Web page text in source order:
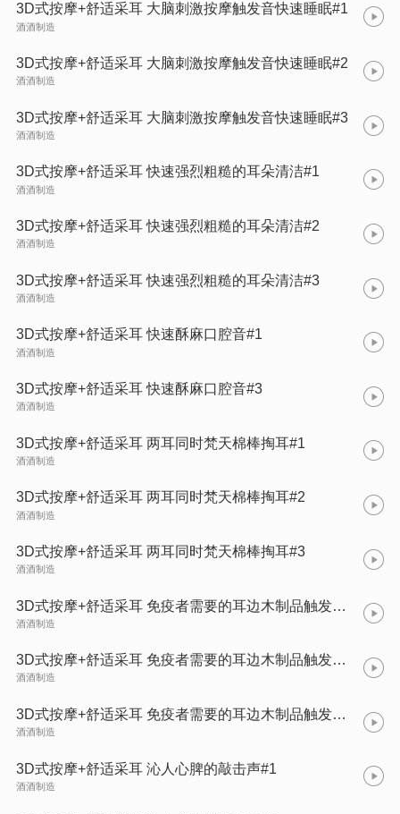
3D式按摩+舒适采耳 大脑刺激按摩触发音快速睡眠#1
酒酒制造
3D式按摩+舒适采耳 大脑刺激按摩触发音快速睡眠#2
酒酒制造
3D式按摩+舒适采耳 大脑刺激按摩触发音快速睡眠#3
酒酒制造
3D式按摩+舒适采耳 快速强烈粗糙的耳朵清洁#1
酒酒制造
3D式按摩+舒适采耳 快速强烈粗糙的耳朵清洁#2
酒酒制造
3D式按摩+舒适采耳 快速强烈粗糙的耳朵清洁#3
酒酒制造
3D式按摩+舒适采耳 快速酥麻口腔音#1
酒酒制造
3D式按摩+舒适采耳 快速酥麻口腔音#3
酒酒制造
3D式按摩+舒适采耳 两耳同时梵天棉棒掏耳#1
酒酒制造
3D式按摩+舒适采耳 两耳同时梵天棉棒掏耳#2
酒酒制造
3D式按摩+舒适采耳 两耳同时梵天棉棒掏耳#3
酒酒制造
3D式按摩+舒适采耳 免疫者需要的耳边木制品触发音#1
酒酒制造
3D式按摩+舒适采耳 免疫者需要的耳边木制品触发音#2
酒酒制造
3D式按摩+舒适采耳 免疫者需要的耳边木制品触发音#3
酒酒制造
3D式按摩+舒适采耳 沁人心脾的敲击声#1
酒酒制造